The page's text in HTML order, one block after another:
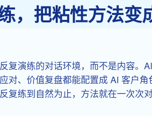
，把粘性方法变
复演练的对话环境，而不是内容。
对、价值复盘都能配置成 AI 客户
练到自然为止，方法就在一次次